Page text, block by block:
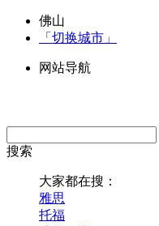
佛山
「切换城市」
网站导航
搜索
大家都在搜：
雅思
托福